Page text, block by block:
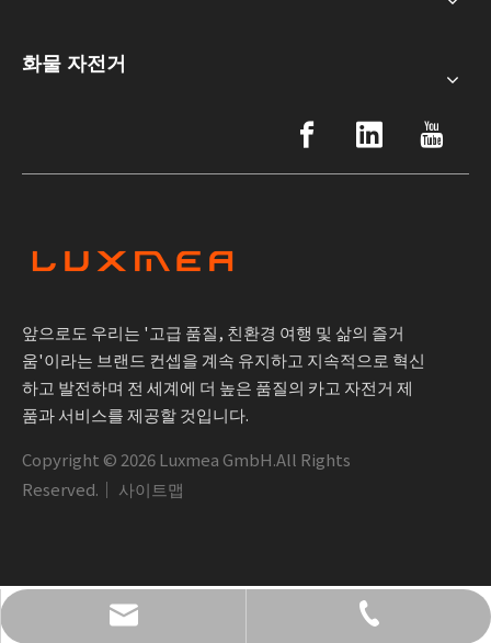
화물 자전거
앞으로도 우리는 '고급 품질, 친환경 여행 및 삶의 즐거
움'이라는 브랜드 컨셉을 계속 유지하고 지속적으로 혁신
하고 발전하며 전 세계에 더 높은 품질의 카고 자전거 제
품과 서비스를 제공할 것입니다.
Copyright © 2026Luxmea GmbH.All Rights
Reserved.｜ 사이트맵